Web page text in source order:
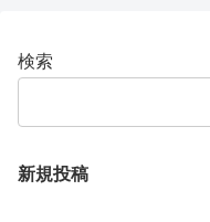
検索
新規投稿